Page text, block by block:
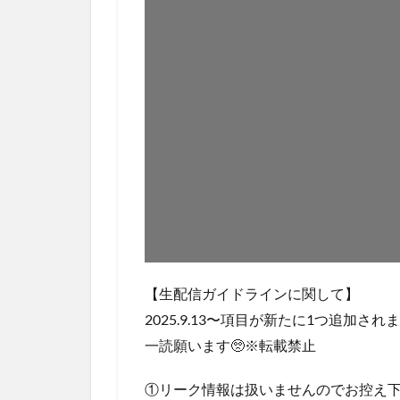
【生配信ガイドラインに関して】
2025.9.13〜項目が新たに1つ追加されま
一読願います🥺※転載禁止
①リーク情報は扱いませんのでお控え